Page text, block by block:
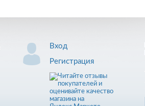
Вход
Регистрация